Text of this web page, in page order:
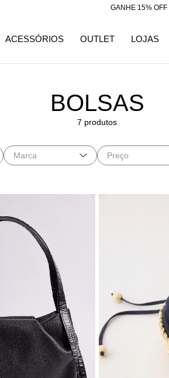
GANHE 15% OFF NA
ACESSÓRIOS OUTLET LOJAS
BOLSAS
7 produtos
Marca Preço